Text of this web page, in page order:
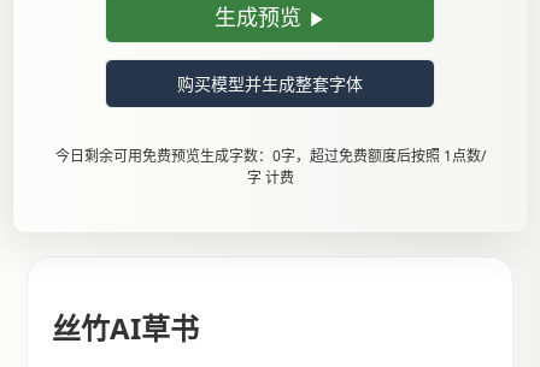
生成预览
购买模型并生成整套字体
今日剩余可用免费预览生成字数：0字，超过免费额度后按照 1点数/
字 计费
丝竹AI草书